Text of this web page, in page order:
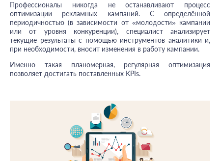
Профессионалы никогда не останавливают процесс
оптимизации рекламных кампаний. С определённой
периодичностью (в зависимости от «молодости» кампании
или от уровня конкуренции), специалист анализирует
текущие результаты с помощью инструментов аналитики и,
при необходимости, вносит изменения в работу кампании.
Именно такая планомерная, регулярная оптимизация
позволяет достигать поставленных KPIs.